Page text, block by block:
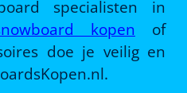
specialisten in
kopen of
doe je veilig en